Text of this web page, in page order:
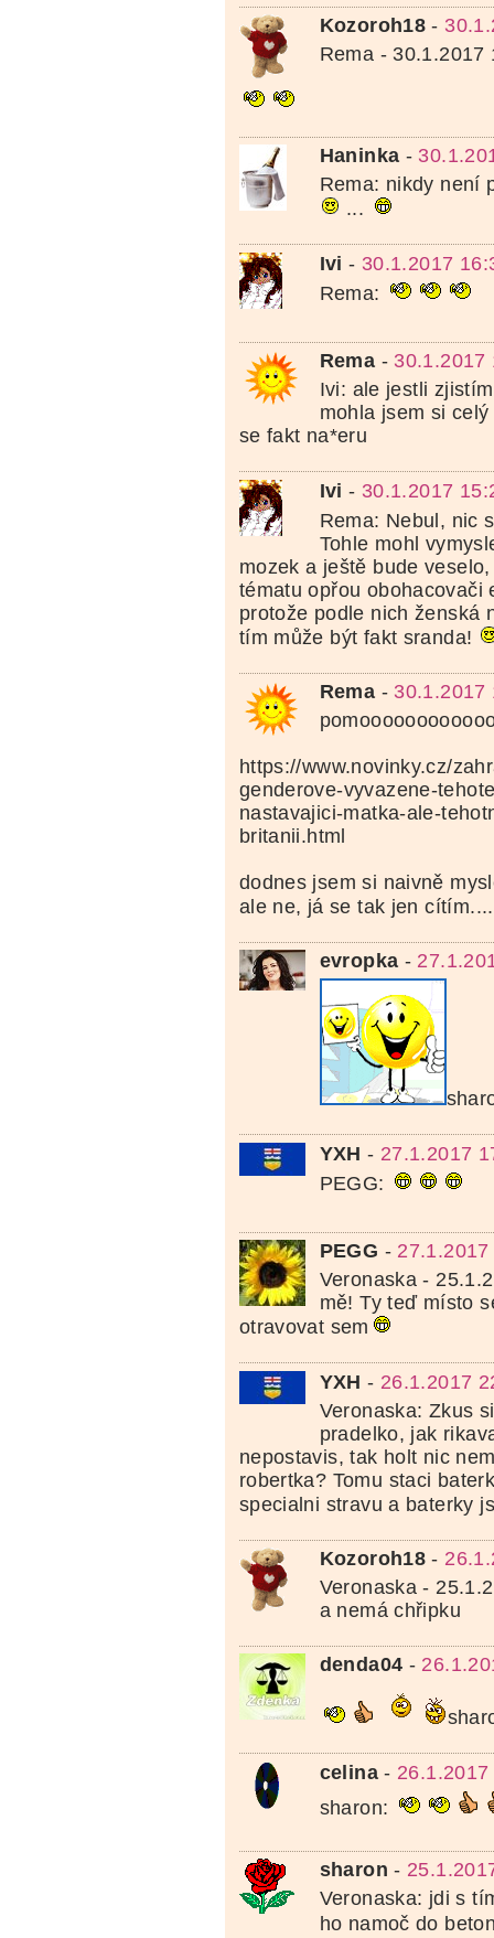
Kozoroh18 -
Rema - 30.1.2017
Haninka -
Rema: nikdy není
...
Ivi - 30.1.2017
Rema:
Rema - 30.1.2017
Ivi: ale jestli
mohla jsem si
se fakt na*eru
Ivi - 30.1.2017
Rema: Nebul, nic
Tohle mohl
mozek a ještě bude
tématu opřou obohacovači
protože podle nich ženská
tím může být fakt sranda!
Rema - 30.1.2017
https://www.novinky.cz/
genderove-vyvazene-
nastavajici-matka-ale-
britanii.html
dodnes jsem si naivně
ale ne, já se tak jen cítím....
evropka -
YXH - 27.1.2017
PEGG:
PEGG -
Veronaska -
mě! Ty teď místo
otravovat sem
YXH - 26.1.2017
Veronaska: Zkus
pradelko, jak
nepostavis, tak holt nic
robertka? Tomu staci
specialni stravu a baterky
Kozoroh18 -
Veronaska -
a nemá chřipku
denda04 -
celina- 26.1.2017
sharon:
sharon -
Veronaska: jdi s
ho namoč do